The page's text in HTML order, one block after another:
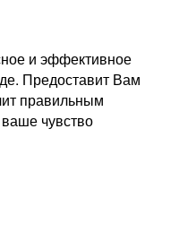
и эффективное
Предоставит Вам
правильным
чувство